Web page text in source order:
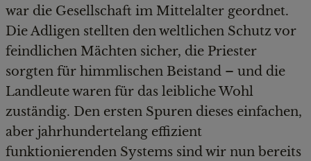
war die Gesellschaft im Mittelalter geordnet.
Die Adligen stellten den weltlichen Schutz vor
feindlichen Mächten sicher, die Priester
sorgten für himmlischen Beistand – und die
Landleute waren für das leibliche Wohl
zuständig. Den ersten Spuren dieses einfachen,
aber jahrhundertelang effizient
funktionierenden Systems sind wir nun bereits